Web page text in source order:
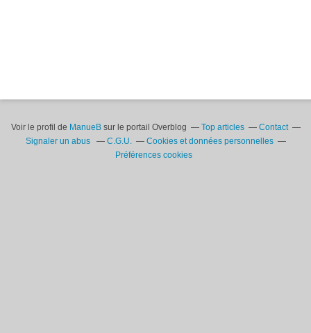
Voir le profil de ManueBsur le portail Overblog Top articles
Contact
Signaler un abus
C.G.U.
Cookies et données personnelles
Préférences cookies